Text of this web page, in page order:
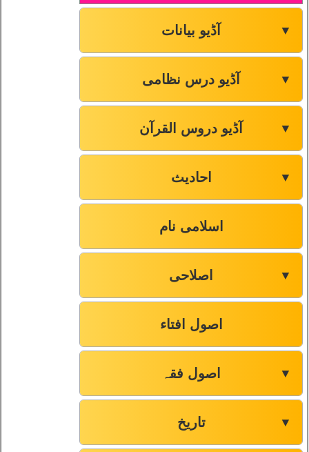
آڈیو بیانات ▼
آڈیو درس نظامی ▼
آڈیو دروس القرآن ▼
احادیث ▼
اسلامی نام
اصلاحی ▼
اصول افتاء
اصول فقہ ▼
تاریخ ▼